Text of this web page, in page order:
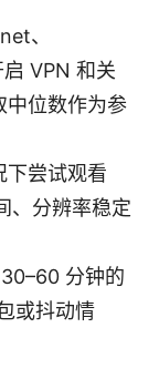
、
VPN 和关
中位数作为参
下尝试观看
、分辨率稳定
分钟的
或抖动情